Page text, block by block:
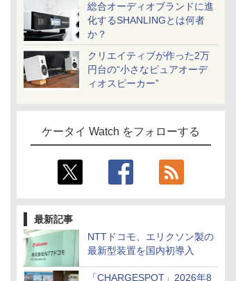
総合オーディオブランドに進
化するSHANLINGとは何者
か？
クリエイティブが作った2万
円台の“小さなピュアオーデ
ィオスピーカー”
ケータイ Watch をフォローする
最新記事
NTTドコモ、エリクソン製の
最新型装置を国内初導入
「CHARGESPOT」2026年8